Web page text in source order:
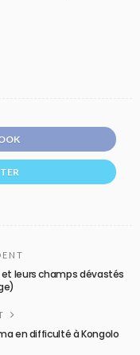
et leurs champs dévastés
en difficulté à Kongolo